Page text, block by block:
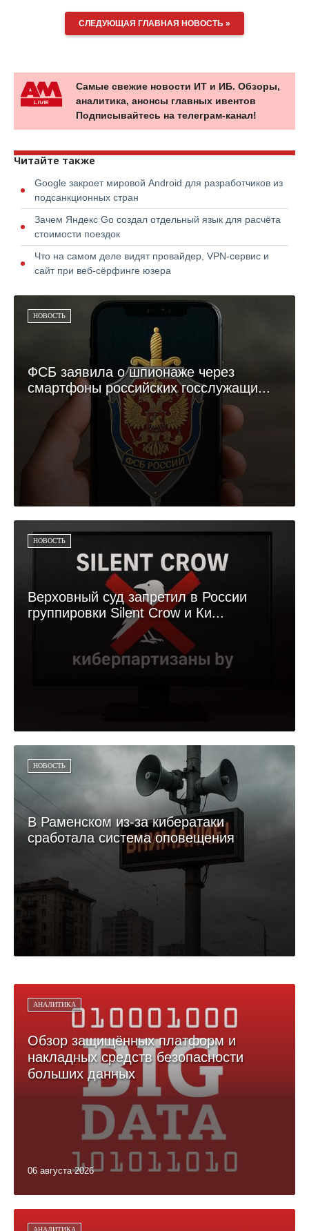
СЛЕДУЮЩАЯ ГЛАВНАЯ НОВОСТЬ »
Самые свежие новости ИТ и ИБ. Обзоры,
аналитика, анонсы главных ивентов
Подписывайтесь на телеграм-канал!
Читайте также
Google закроет мировой Android для разработчиков из
подсанкционных стран
Зачем Яндекс Go создал отдельный язык для расчёта
стоимости поездок
Что на самом деле видят провайдер, VPN-сервис и
сайт при веб-сёрфинге юзера
НОВОСТЬ
ФСБ заявила о шпионаже через
смартфоны российских госслужащи...
НОВОСТЬ
Верховный суд запретил в России
группировки Silent Crow и Ки...
НОВОСТЬ
В Раменском из-за кибератаки
сработала система оповещения
АНАЛИТИКА
Обзор защищённых платформ и
накладных средств безопасности
больших данных
06 августа 2026
АНАЛИТИКА